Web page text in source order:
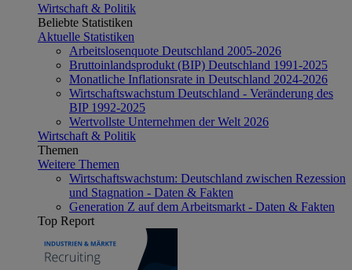
Wirtschaft & Politik
Beliebte Statistiken
Aktuelle Statistiken
Arbeitslosenquote Deutschland 2005-2026
Bruttoinlandsprodukt (BIP) Deutschland 1991-2025
Monatliche Inflationsrate in Deutschland 2024-2026
Wirtschaftswachstum Deutschland - Veränderung des
BIP 1992-2025
Wertvollste Unternehmen der Welt 2026
Wirtschaft & Politik
Themen
Weitere Themen
Wirtschaftswachstum: Deutschland zwischen Rezession
und Stagnation - Daten & Fakten
Generation Z auf dem Arbeitsmarkt - Daten & Fakten
Top Report